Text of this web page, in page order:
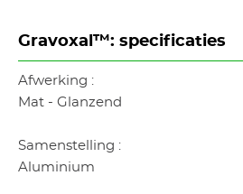
Gravoxal™: specificaties
Afwerking :
Mat - Glanzend
Samenstelling :
Aluminium